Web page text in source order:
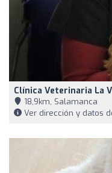
Clínica Veterinaria La
18,9km, Salamanca
Ver dirección y datos